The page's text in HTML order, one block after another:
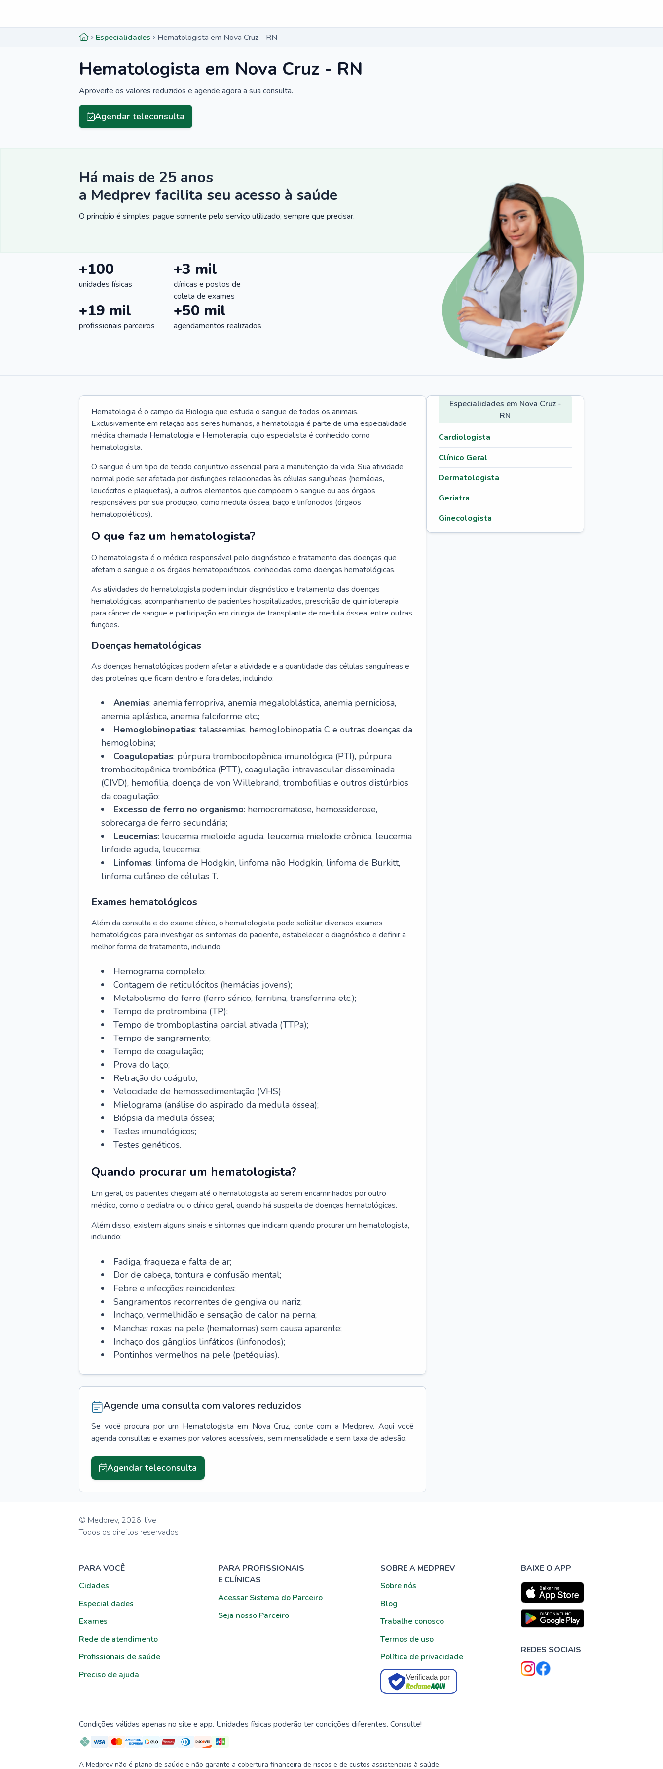
Especialidades Hematologista em Nova Cruz - RN
Hematologista em Nova Cruz - RN
Aproveite os valores reduzidos e agende agora a sua consulta.
Agendar teleconsulta
Há mais de 25 anos
a Medprev facilita seu acesso à saúde
O princípio é simples: pague somente pelo serviço utilizado, sempre que precisar.
+100
unidades físicas
+3 mil
clínicas e postos de
coleta de exames
+19 mil
profissionais parceiros
+50 mil
agendamentos realizados
Hematologia é o campo da Biologia que estuda o sangue de todos os animais.
Exclusivamente em relação aos seres humanos, a hematologia é parte de uma especialidade
médica chamada Hematologia e Hemoterapia, cujo especialista é conhecido como
hematologista.
O sangue é um tipo de tecido conjuntivo essencial para a manutenção da vida. Sua atividade
normal pode ser afetada por disfunções relacionadas às células sanguíneas (hemácias,
leucócitos e plaquetas), a outros elementos que compõem o sangue ou aos órgãos
responsáveis por sua produção, como medula óssea, baço e linfonodos (órgãos
hematopoiéticos).
O que faz um hematologista?
O hematologista é o médico responsável pelo diagnóstico e tratamento das doenças que
afetam o sangue e os órgãos hematopoiéticos, conhecidas como doenças hematológicas.
As atividades do hematologista podem incluir diagnóstico e tratamento das doenças
hematológicas, acompanhamento de pacientes hospitalizados, prescrição de quimioterapia
para câncer de sangue e participação em cirurgia de transplante de medula óssea, entre outras
funções.
Doenças hematológicas
As doenças hematológicas podem afetar a atividade e a quantidade das células sanguíneas e
das proteínas que ficam dentro e fora delas, incluindo:
Anemias: anemia ferropriva, anemia megaloblástica, anemia perniciosa,
anemia aplástica, anemia falciforme etc.;
Hemoglobinopatias: talassemias, hemoglobinopatia C e outras doenças da
hemoglobina;
Coagulopatias: púrpura trombocitopênica imunológica (PTI), púrpura
trombocitopênica trombótica (PTT), coagulação intravascular disseminada
(CIVD), hemofilia, doença de von Willebrand, trombofilias e outros distúrbios
da coagulação;
Excesso de ferro no organismo: hemocromatose, hemossiderose,
sobrecarga de ferro secundária;
Leucemias: leucemia mieloide aguda, leucemia mieloide crônica, leucemia
linfoide aguda, leucemia;
Linfomas: linfoma de Hodgkin, linfoma não Hodgkin, linfoma de Burkitt,
linfoma cutâneo de células T.
Exames hematológicos
Além da consulta e do exame clínico, o hematologista pode solicitar diversos exames
hematológicos para investigar os sintomas do paciente, estabelecer o diagnóstico e definir a
melhor forma de tratamento, incluindo:
Hemograma completo;
Contagem de reticulócitos (hemácias jovens);
Metabolismo do ferro (ferro sérico, ferritina, transferrina etc.);
Tempo de protrombina (TP);
Tempo de tromboplastina parcial ativada (TTPa);
Tempo de sangramento;
Tempo de coagulação;
Prova do laço;
Retração do coágulo;
Velocidade de hemossedimentação (VHS)
Mielograma (análise do aspirado da medula óssea);
Biópsia da medula óssea;
Testes imunológicos;
Testes genéticos.
Quando procurar um hematologista?
Em geral, os pacientes chegam até o hematologista ao serem encaminhados por outro
médico, como o pediatra ou o clínico geral, quando há suspeita de doenças hematológicas.
Além disso, existem alguns sinais e sintomas que indicam quando procurar um hematologista,
incluindo:
Fadiga, fraqueza e falta de ar;
Dor de cabeça, tontura e confusão mental;
Febre e infecções reincidentes;
Sangramentos recorrentes de gengiva ou nariz;
Inchaço, vermelhidão e sensação de calor na perna;
Manchas roxas na pele (hematomas) sem causa aparente;
Inchaço dos gânglios linfáticos (linfonodos);
Pontinhos vermelhos na pele (petéquias).
Agende uma consulta com valores reduzidos
Se você procura por um Hematologista em Nova Cruz, conte com a Medprev. Aqui você
agenda consultas e exames por valores acessíveis, sem mensalidade e sem taxa de adesão.
Agendar teleconsulta
Especialidades em Nova Cruz -
RN
Cardiologista
Clínico Geral
Dermatologista
Geriatra
Ginecologista
© Medprev, 2026, live
Todos os direitos reservados
PARA VOCÊ
Cidades
Especialidades
Exames
Rede de atendimento
Profissionais de saúde
Preciso de ajuda
PARA PROFISSIONAIS
E CLÍNICAS
Acessar Sistema do Parceiro
Seja nosso Parceiro
SOBRE A MEDPREV
Sobre nós
Blog
Trabalhe conosco
Termos de uso
Política de privacidade
Verificada por
BAIXE O APP
REDES SOCIAIS
Condições válidas apenas no site e app. Unidades físicas poderão ter condições diferentes. Consulte!
A Medprev não é plano de saúde e não garante a cobertura financeira de riscos e de custos assistenciais à saúde.